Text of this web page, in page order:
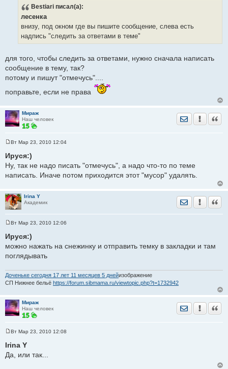
Bestiari писал(а):
лесенка
внизу, под окном где вы пишите сообщение, слева есть
надпись "следить за ответами в теме"
для того, чтобы следить за ответами, нужно сначала написать
сообщение в тему, так?
потому и пишут "отмечусь"....
поправьте, если не права
Мираж
Наш человек
Отправить
о
б
щ
е
е
Вт Мар 23, 2010 12:04
Ируся:)
Ну, так не надо писать "отмечусь", а надо что-то по теме
написать. Иначе потом приходится этот "мусор" удалять.
Irina Y
Академик
Отправить
о
б
е
и
е
Вт Мар 23, 2010 12:06
Ируся:)
можно нажать на снежинку и отправить темку в закладки и там
поглядывать
Доченьке сегодня 17 лет 11 месяцев 5 днейизображение
СП Нижнее бельё https://forum.sibmama.ru/viewtopic.php?t=1732942
Мираж
Наш человек
Отправить
о
о
б
Вт Мар 23, 2010 12:08
Irina Y
Да, или так...